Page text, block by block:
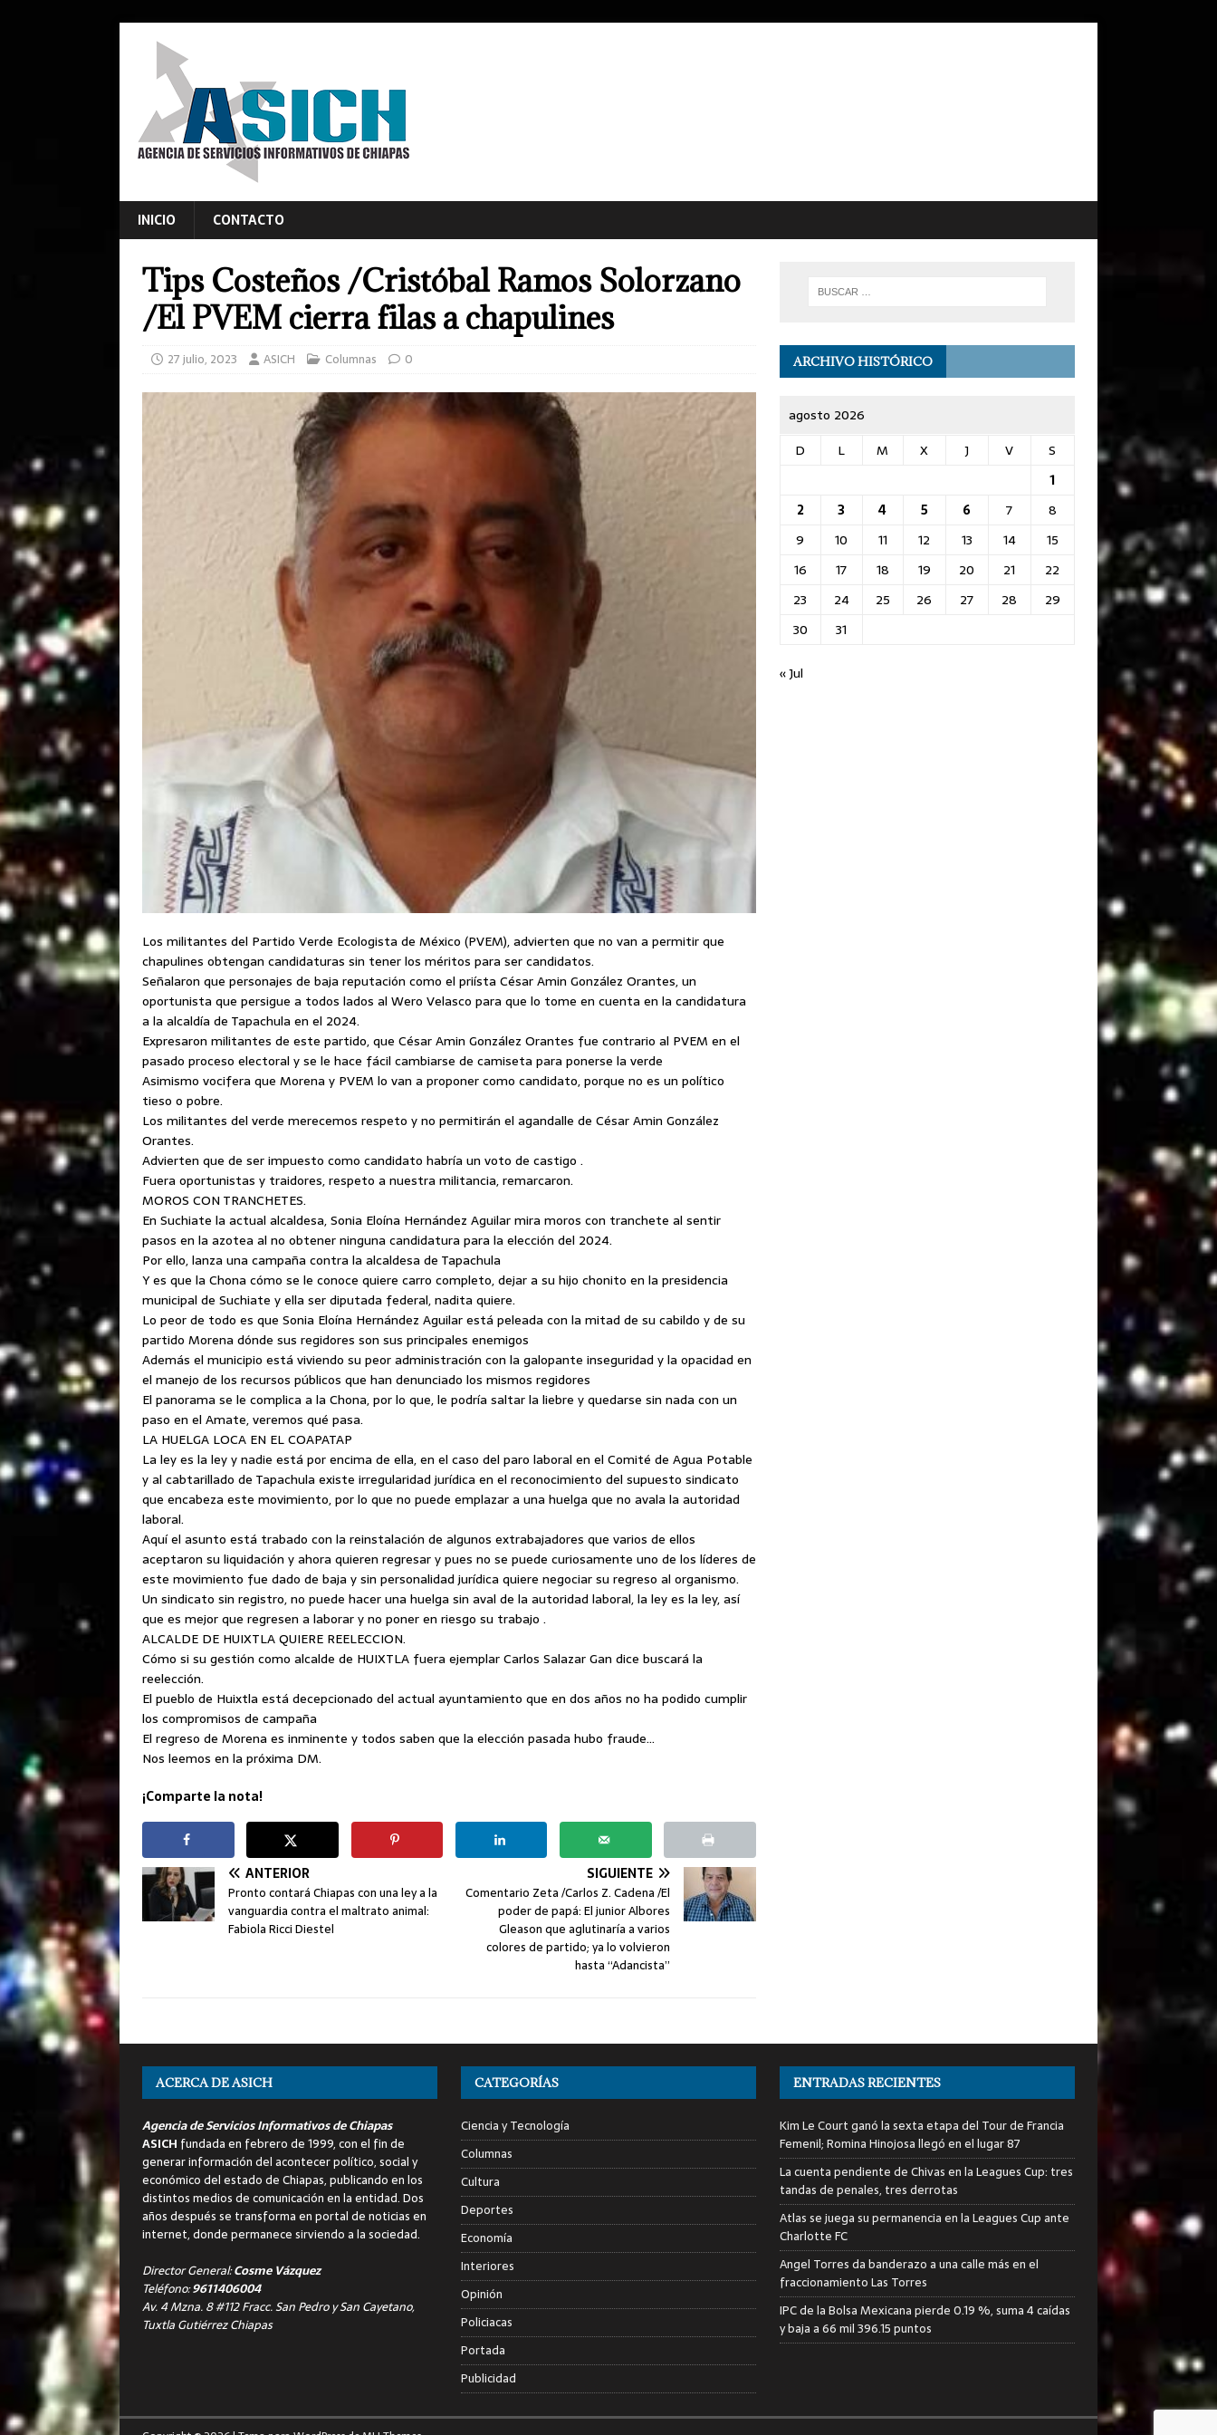
INICIO CONTACTO
Tips Costeños /Cristóbal Ramos Solorzano
/El PVEM cierra filas a chapulines
27 julio, 2023 ASICH Columnas 0
Los militantes del Partido Verde Ecologista de México (PVEM), advierten que no van a permitir que
chapulines obtengan candidaturas sin tener los méritos para ser candidatos.
Señalaron que personajes de baja reputación como el priísta César Amin González Orantes, un
oportunista que persigue a todos lados al Wero Velasco para que lo tome en cuenta en la candidatura
a la alcaldía de Tapachula en el 2024.
Expresaron militantes de este partido, que César Amin González Orantes fue contrario al PVEM en el
pasado proceso electoral y se le hace fácil cambiarse de camiseta para ponerse la verde
Asimismo vocifera que Morena y PVEM lo van a proponer como candidato, porque no es un político
tieso o pobre.
Los militantes del verde merecemos respeto y no permitirán el agandalle de César Amin González
Orantes.
Advierten que de ser impuesto como candidato habría un voto de castigo .
Fuera oportunistas y traidores, respeto a nuestra militancia, remarcaron.
MOROS CON TRANCHETES.
En Suchiate la actual alcaldesa, Sonia Eloína Hernández Aguilar mira moros con tranchete al sentir
pasos en la azotea al no obtener ninguna candidatura para la elección del 2024.
Por ello, lanza una campaña contra la alcaldesa de Tapachula
Y es que la Chona cómo se le conoce quiere carro completo, dejar a su hijo chonito en la presidencia
municipal de Suchiate y ella ser diputada federal, nadita quiere.
Lo peor de todo es que Sonia Eloína Hernández Aguilar está peleada con la mitad de su cabildo y de su
partido Morena dónde sus regidores son sus principales enemigos
Además el municipio está viviendo su peor administración con la galopante inseguridad y la opacidad en
el manejo de los recursos públicos que han denunciado los mismos regidores
El panorama se le complica a la Chona, por lo que, le podría saltar la liebre y quedarse sin nada con un
paso en el Amate, veremos qué pasa.
LA HUELGA LOCA EN EL COAPATAP
La ley es la ley y nadie está por encima de ella, en el caso del paro laboral en el Comité de Agua Potable
y al cabtarillado de Tapachula existe irregularidad jurídica en el reconocimiento del supuesto sindicato
que encabeza este movimiento, por lo que no puede emplazar a una huelga que no avala la autoridad
laboral.
Aquí el asunto está trabado con la reinstalación de algunos extrabajadores que varios de ellos
aceptaron su liquidación y ahora quieren regresar y pues no se puede curiosamente uno de los líderes de
este movimiento fue dado de baja y sin personalidad jurídica quiere negociar su regreso al organismo.
Un sindicato sin registro, no puede hacer una huelga sin aval de la autoridad laboral, la ley es la ley, así
que es mejor que regresen a laborar y no poner en riesgo su trabajo .
ALCALDE DE HUIXTLA QUIERE REELECCION.
Cómo si su gestión como alcalde de HUIXTLA fuera ejemplar Carlos Salazar Gan dice buscará la
reelección.
El pueblo de Huixtla está decepcionado del actual ayuntamiento que en dos años no ha podido cumplir
los compromisos de campaña
El regreso de Morena es inminente y todos saben que la elección pasada hubo fraude…
Nos leemos en la próxima DM.
¡Comparte la nota!
ANTERIOR
Pronto contará Chiapas con una ley a la
vanguardia contra el maltrato animal:
Fabiola Ricci Diestel
SIGUIENTE
Comentario Zeta /Carlos Z. Cadena /El
poder de papá: El junior Albores
Gleason que aglutinaría a varios
colores de partido; ya lo volvieron
hasta “Adancista”
ARCHIVO HISTÓRICO
agosto 2026
D
L M X J V
S
1
2
3 4 5 6 7
8
9
10 11 12 13 14
15
16
17 18 19 20 21
22
23
24 25 26 27 28
29
30
31
« Jul
ACERCA DE ASICH
Agencia de Servicios Informativos de Chiapas
ASICH fundada en febrero de 1999, con el fin de
generar información del acontecer político, social y
económico del estado de Chiapas, publicando en los
distintos medios de comunicación en la entidad. Dos
años después se transforma en portal de noticias en
internet, donde permanece sirviendo a la sociedad.
Director General:Cosme Vázquez
Teléfono:9611406004
Av. 4 Mzna. 8 #112 Fracc. San Pedro y San Cayetano,
Tuxtla Gutiérrez Chiapas
CATEGORÍAS
Ciencia y Tecnología
Columnas
Cultura
Deportes
Economía
Interiores
Opinión
Policiacas
Portada
Publicidad
ENTRADAS RECIENTES
Kim Le Court ganó la sexta etapa del Tour de Francia
Femenil; Romina Hinojosa llegó en el lugar 87
La cuenta pendiente de Chivas en la Leagues Cup: tres
tandas de penales, tres derrotas
Atlas se juega su permanencia en la Leagues Cup ante
Charlotte FC
Angel Torres da banderazo a una calle más en el
fraccionamiento Las Torres
IPC de la Bolsa Mexicana pierde 0.19 %, suma 4 caídas
y baja a 66 mil 396.15 puntos